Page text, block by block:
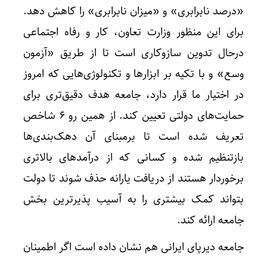
«درصد نابرابری» و «میزان نابرابری» را کاهش دهد.
برای این منظور وزارت تعاون، کار و رفاه اجتماعی
درحال تدوین سازوکاری است تا از طریق «آزمون
وسع» و با تکیه بر ابزارها و تکنولوژی‌هایی که امروز
در اختیار ما قرار دارد، جامعه هدف دقیق‌تری برای
حمایت‌های دولتی تعیین کند. از همین رو ۶ شاخص
تعریف شده است تا برمبنای آن دهک‌بندی‌ها
بازتنظیم شده و کسانی که از درآمدهای بالاتری
برخوردار هستند از دریافت یارانه حذف شوند تا دولت
بتواند کمک بیشتری را به آسیب پذیرترین بخش
جامعه ارائه کند.
جامعه دیرپای ایرانی هم نشان داده است اگر اطمینان